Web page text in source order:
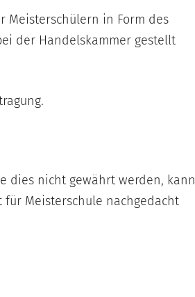
Meisterschülern in Form des
der Handelskammer gestellt
dies nicht gewährt werden, kann
Meisterschule nachgedacht